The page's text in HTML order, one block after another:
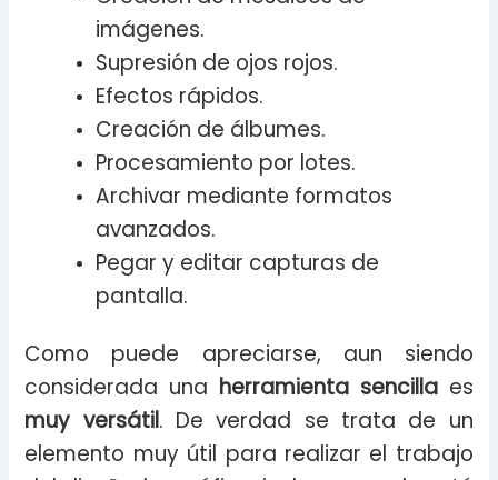
imágenes.
Supresión de ojos rojos.
Efectos rápidos.
Creación de álbumes.
Procesamiento por lotes.
Archivar mediante formatos
avanzados.
Pegar y editar capturas de
pantalla.
Como puede apreciarse, aun siendo
considerada una herramienta sencillaes
muy versátil. De verdad se trata de un
elemento muy útil para realizar el trabajo